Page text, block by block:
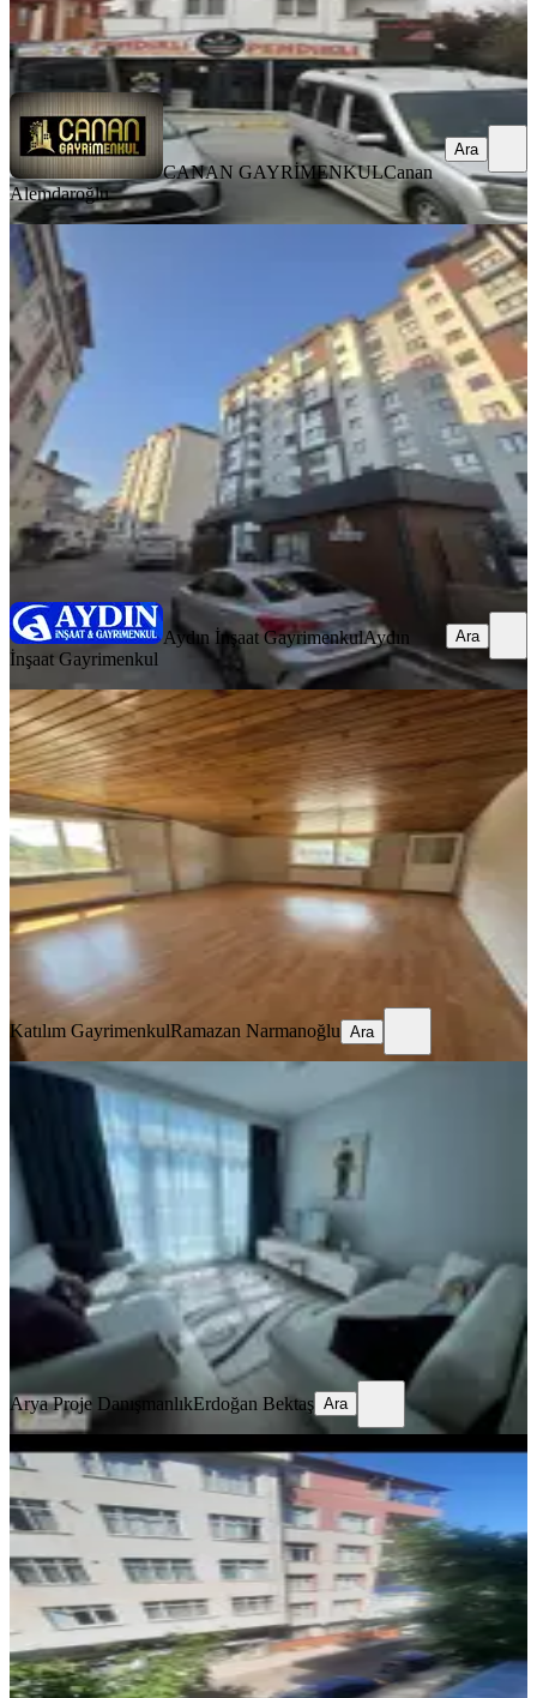
CANAN GAYRİMENKUL Canan Alemdaroğlu
Ara
CANAN GAYRİMENKULCanan
Alemdaroğlu
Ara
YENİ
Hastane Metroya Yürüme Mesafesi
Site İçi Sıfır 2+1 Kiralık 95m2
Pendik, Esenler Mahallesi
95 m²·2. Kat·06.08.2026
36.500 ₺
Aydın İnşaat GayrimenkulAydın İnşaat Gayrimenkul
Ara
Aydın İnşaat GayrimenkulAydın
İnşaat Gayrimenkul
Ara
YENİ
Velibabada Merkezi Konumda 2+1
Kiralık Daire
Pendik, Velibaba Mahallesi
90 m²·1. Kat·06.08.2026
25.000 ₺
Katılım Gayrimenkul Ramazan Narmanoğlu
Ara
Katılım GayrimenkulRamazan Narmanoğlu Ara
YENİ
Arma Residence Özel Balkonlu,kapalı
Mutfak ,full Eşyalı 80m2 1+1
Pendik, Yenişehir Mahallesi
8. Kat·06.08.2026
36.500 ₺
Arya Proje DanışmanlıkErdoğan Bektaş
Ara
Arya Proje DanışmanlıkErdoğan Bektaş Ara
Pendik E5 Altı Geniş 3+1 Daire
Pendik, Kaynarca Mahallesi
3+1· 120 m²·2. Kat· 06.08.2026
36.000 ₺